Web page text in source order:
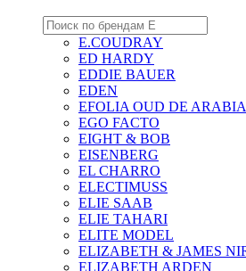
E.COUDRAY
ED HARDY
EDDIE BAUER
EDEN
EFOLIA OUD DE ARABIA
EGO FACTO
EIGHT & BOB
EISENBERG
EL CHARRO
ELECTIMUSS
ELIE SAAB
ELIE TAHARI
ELITE MODEL
ELIZABETH & JAMES
ELIZABETH ARDEN